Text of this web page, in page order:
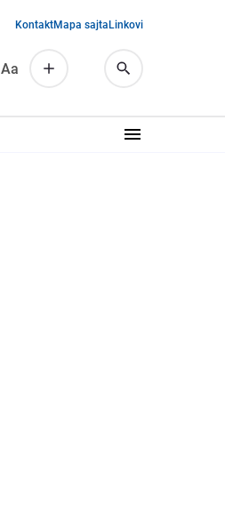
Аа
KontaktMapa sajta Linkovi